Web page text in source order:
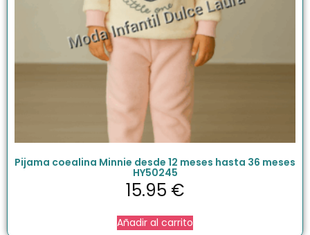
Pijama coealina Minnie desde 12 meses hasta 36 meses
HY50245
15.95 €
Añadir al carrito